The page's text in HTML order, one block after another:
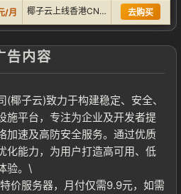
/月 椰子云上线香港CN2轻量云 2H2G 10M/不限流量，香港… 去购买
告内容
椰子云)致力于构建稳定、安全、
施平台，专注为企业及开发者提
加速及高防安全服务。通过优质
化能力，为用户打造高可用、低
验。\
价服务器，月付仅需9.9元，如需